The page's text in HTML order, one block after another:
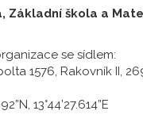
Základní škola a
se sídlem:
1576, Rakovník II,
13°44’27.614”E